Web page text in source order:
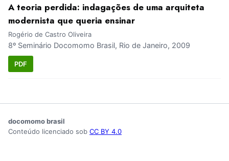
A teoria perdida: indagações de uma arquiteta
modernista que queria ensinar
Rogério de Castro Oliveira
8º Seminário Docomomo Brasil, Rio de Janeiro, 2009
PDF
docomomo brasil
Conteúdo licenciado sob CC BY 4.0